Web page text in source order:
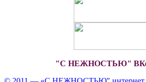
"С НЕЖНОСТЬЮ"